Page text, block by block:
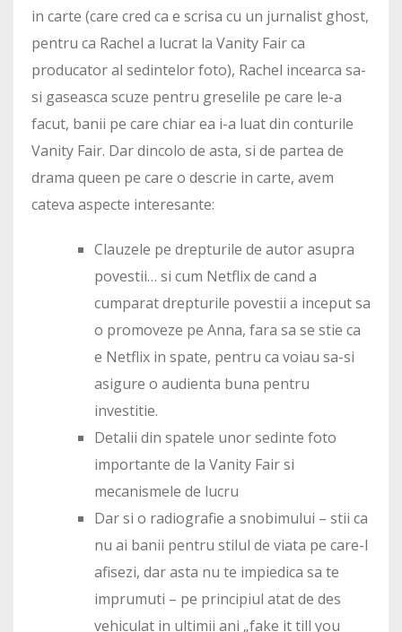
in carte (care cred ca e scrisa cu un jurnalist ghost,
pentru ca Rachel a lucrat la Vanity Fair ca
producator al sedintelor foto), Rachel incearca sa-
si gaseasca scuze pentru greselile pe care le-a
facut, banii pe care chiar ea i-a luat din conturile
Vanity Fair. Dar dincolo de asta, si de partea de
drama queen pe care o descrie in carte, avem
cateva aspecte interesante:
Clauzele pe drepturile de autor asupra
povestii… si cum Netflix de cand a
cumparat drepturile povestii a inceput sa
o promoveze pe Anna, fara sa se stie ca
e Netflix in spate, pentru ca voiau sa-si
asigure o audienta buna pentru
investitie.
Detalii din spatele unor sedinte foto
importante de la Vanity Fair si
mecanismele de lucru
Dar si o radiografie a snobimului – stii ca
nu ai banii pentru stilul de viata pe care-l
afisezi, dar asta nu te impiedica sa te
imprumuti – pe principiul atat de des
vehiculat in ultimii ani „fake it till you